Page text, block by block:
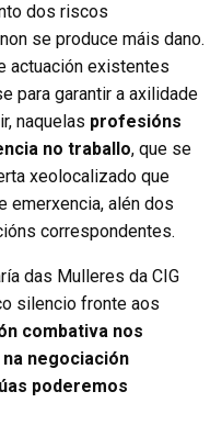
dos riscos
se produce máis dano.
actuación existentes
para garantir a axilidade
naquelas profesións
no traballo, que se
xeolocalizado que
emerxencia, alén dos
correspondentes.
das Mulleres da CIG
silencio fronte aos
combativa nos
negociación
poderemos